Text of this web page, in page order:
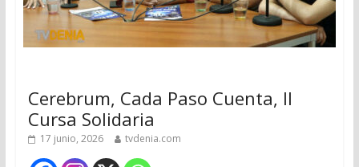
Cerebrum, Cada Paso Cuenta, II
Cursa Solidaria
17 junio, 2026 tvdenia.com